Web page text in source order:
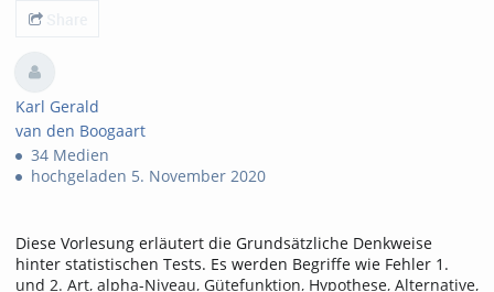
Share
Karl Gerald
van den Boogaart
34 Medien
hochgeladen 5. November 2020
Diese Vorlesung erläutert die Grundsätzliche Denkweise
hinter statistischen Tests. Es werden Begriffe wie Fehler 1.
und 2. Art, alpha-Niveau, Gütefunktion, Hypothese, Alternative,